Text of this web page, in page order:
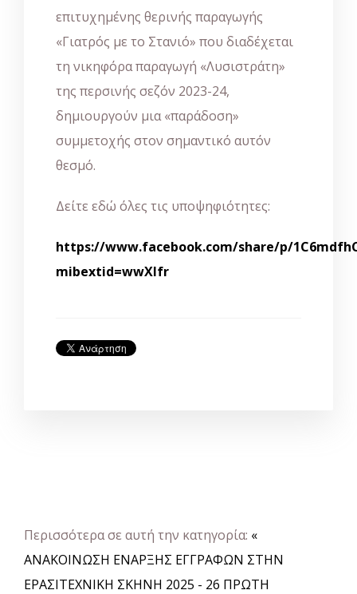
επιτυχημένης θερινής παραγωγής
«Γιατρός με το Στανιό» που διαδέχεται
τη νικηφόρα παραγωγή «Λυσιστράτη»
της περσινής σεζόν 2023-24,
δημιουργούν μια «παράδοση»
συμμετοχής στον σημαντικό αυτόν
θεσμό.
Δείτε εδώ όλες τις υποψηφιότητες:
https://www.facebook.com/share/p/
mibextid=wwXIfr
Περισσότερα σε αυτή την κατηγορία: «
ΑΝΑΚΟΙΝΩΣΗ ΕΝΑΡΞΗΣ ΕΓΓΡΑΦΩΝ ΣΤΗΝ
ΕΡΑΣΙΤΕΧΝΙΚΗ ΣΚΗΝΗ 2025 - 26 ΠΡΩΤΗ